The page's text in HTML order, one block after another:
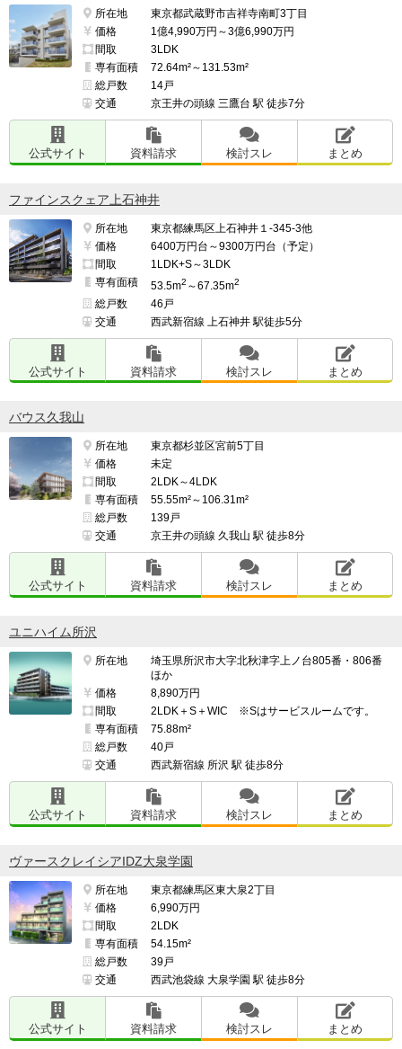
所在地
東京都武蔵野市吉祥寺南町3丁目
価格
1億4,990万円～3億6,990万円
間取
3LDK
専有面積
72.64m²～131.53m²
総戸数
14戸
交通
京王井の頭線 三鷹台 駅 徒歩7分
公式サイト 資料請求 検討スレ まとめ
ファインスクェア上石神井
所在地
東京都練馬区上石神井１-345-3他
価格
6400万円台～9300万円台（予定）
間取
1LDK+S～3LDK
専有面積
53.5m2 ～67.35m2
総戸数
46戸
交通
西武新宿線 上石神井 駅徒歩5分
公式サイト 資料請求 検討スレ まとめ
バウス久我山
所在地
東京都杉並区宮前5丁目
価格
未定
間取
2LDK～4LDK
専有面積
55.55m²～106.31m²
総戸数
139戸
交通
京王井の頭線 久我山 駅 徒歩8分
公式サイト 資料請求 検討スレ まとめ
ユニハイム所沢
所在地
埼玉県所沢市大字北秋津字上ノ台805番・806番
ほか
価格
8,890万円
間取
2LDK＋S＋WIC ※Sはサービスルームです。
専有面積
75.88m²
総戸数
40戸
交通
西武新宿線 所沢 駅 徒歩8分
公式サイト 資料請求 検討スレ まとめ
ヴァースクレイシアIDZ大泉学園
所在地
東京都練馬区東大泉2丁目
価格
6,990万円
間取
2LDK
専有面積
54.15m²
総戸数
39戸
交通
西武池袋線 大泉学園 駅 徒歩8分
公式サイト 資料請求 検討スレ まとめ